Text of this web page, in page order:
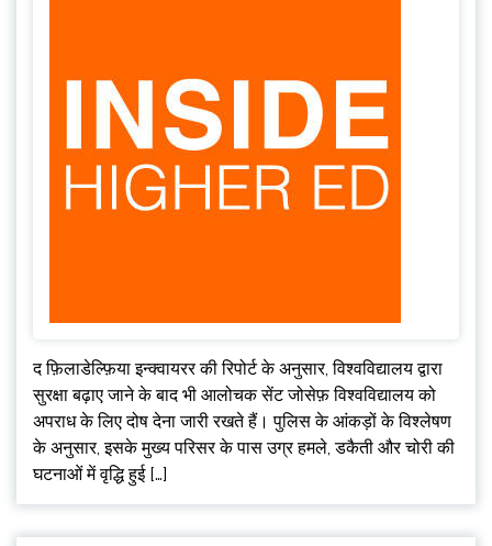
द फ़िलाडेल्फ़िया इन्क्वायरर की रिपोर्ट के अनुसार, विश्वविद्यालय द्वारा
सुरक्षा बढ़ाए जाने के बाद भी आलोचक सेंट जोसेफ़ विश्वविद्यालय को
अपराध के लिए दोष देना जारी रखते हैं। पुलिस के आंकड़ों के विश्लेषण
के अनुसार, इसके मुख्य परिसर के पास उग्र हमले, डकैती और चोरी की
घटनाओं में वृद्धि हुई […]